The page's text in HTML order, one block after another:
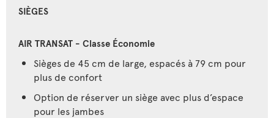
SIÈGES
Sièges de 45 cm de large, espacés à 79 cm pour
plus de confort
Option de réserver un siège avec plus d’espace
pour les jambes